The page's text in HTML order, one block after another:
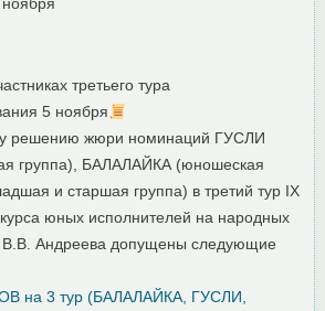
третьего тура
5 ноября
решению жюри номинаций ГУСЛИ
группа), БАЛАЛАЙКА (юношеская
и старшая группа) в третий тур IX
юных исполнителей на народных
В.В. Андреева допущены следующие
на 3 тур (БАЛАЛАЙКА, ГУСЛИ,